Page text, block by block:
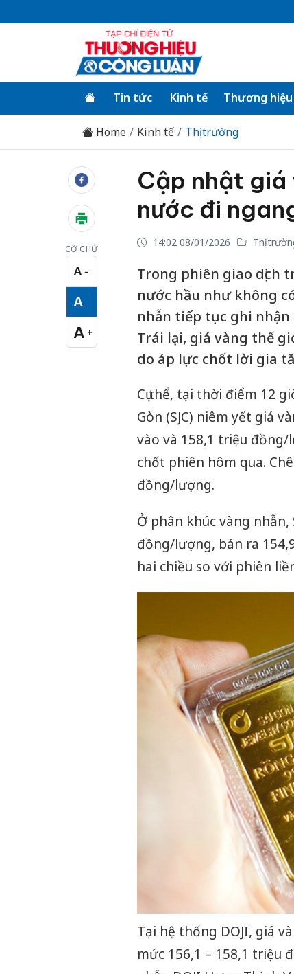
Tin tức Kinh tế Thương hiệu
Home Kinh tế Thị trường
CỠ CHỮ
A −
Cỡ chữ nhỏ
A
Cỡ chữ vừa
A +
Cỡ chữ lớn
Cập nhật giá
nước đi
14:02 08/01/2026 Thị
Trong phiên giao dịch
nước hầu như không
nhẫn tiếp tục ghi
Trái lại, giá vàng thế
do áp lực chốt lời gia
Cụ thể, tại thời điểm 12
Gòn (SJC) niêm yết giá
vào và 158,1 triệu
chốt phiên hôm qua.
đồng/lượng.
Ở phân khúc vàng nhẫn,
đồng/lượng, bán ra
hai chiều so với phiên
Tại hệ thống DOJI, giá
mức 156,1 – 158,1 triệu